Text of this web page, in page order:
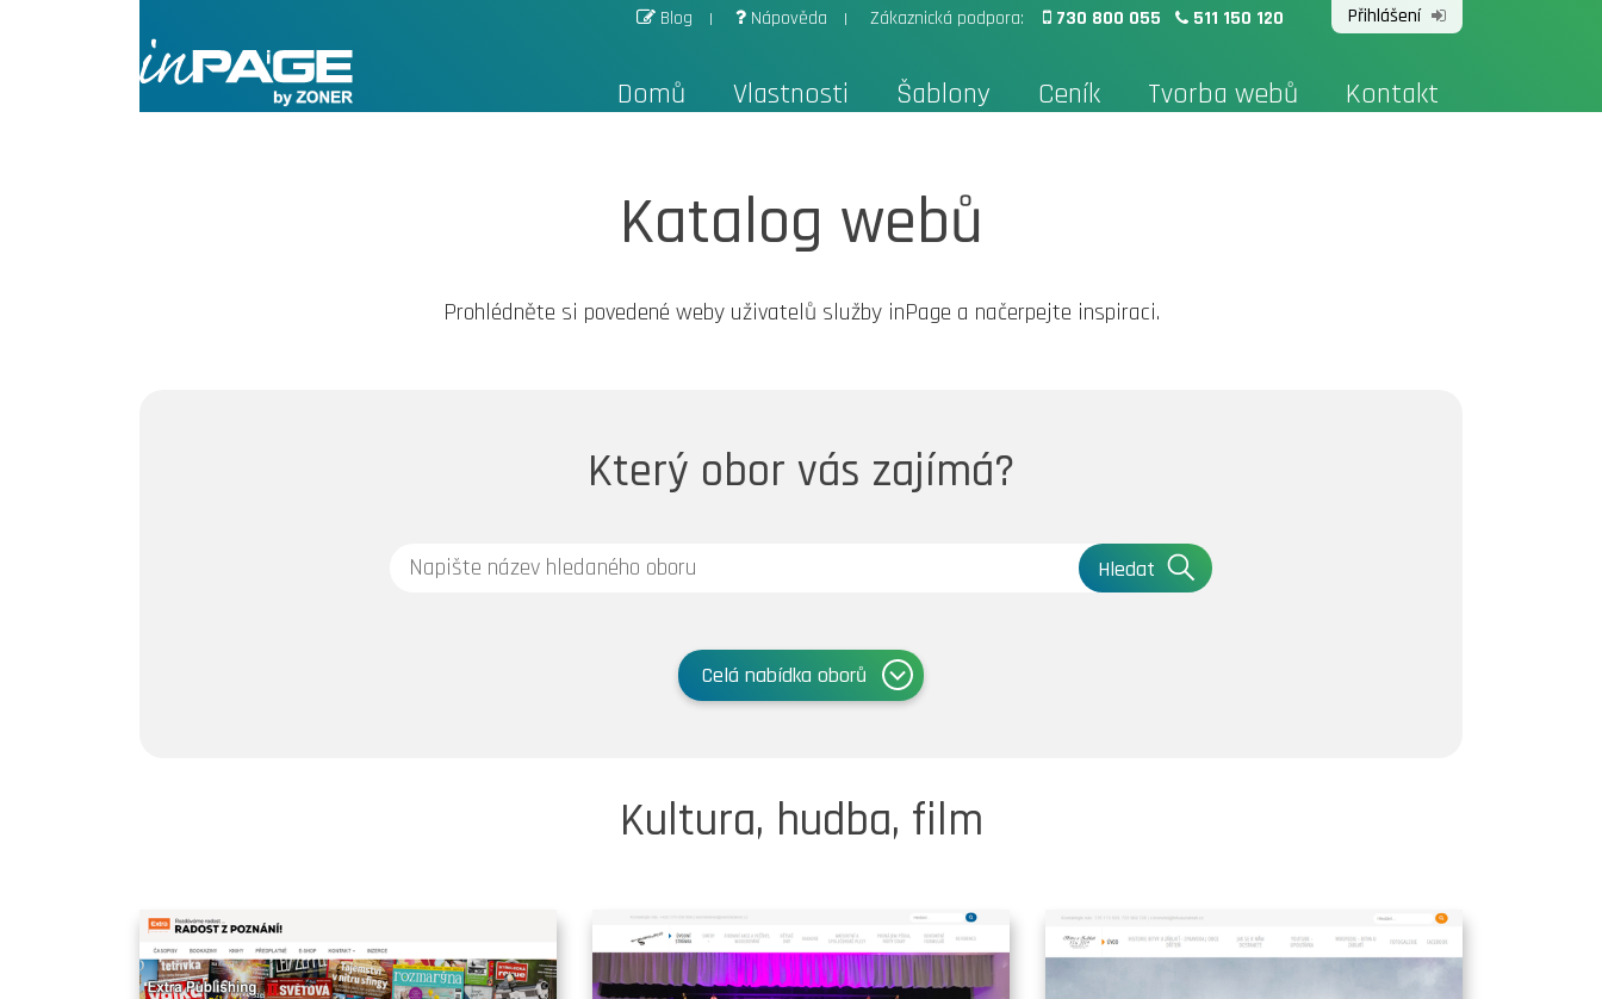
Domů Vlastnosti Šablony Ceník Tvorba webů Kontakt
Blog Nápověda Zákaznická podpora: 730 800 055 511 150 120 Přihlášení
Katalog webů
Prohlédněte si povedené weby uživatelů služby inPage a načerpejte inspiraci.
Který obor vás zajímá?
Hledat
Celá nabídka oborů
Kultura, hudba, film